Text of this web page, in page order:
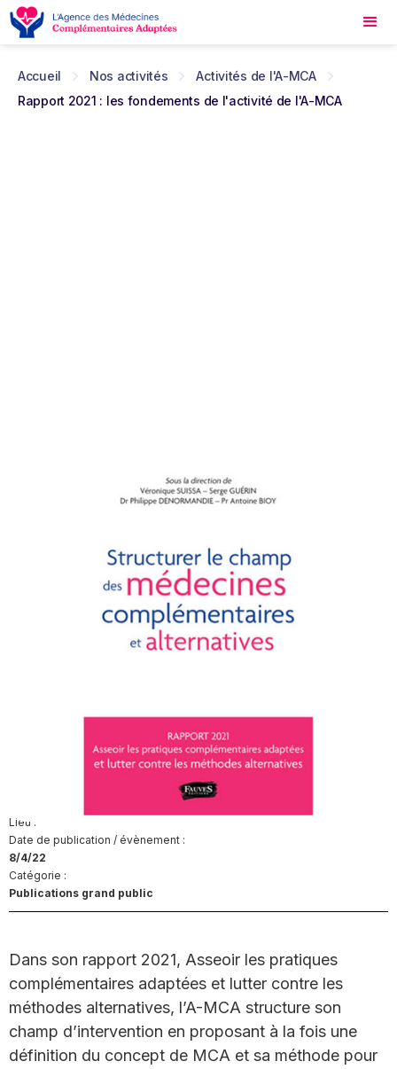
Accueil Nos activités
Activités de l'A-MCA
Rapport 2021 : les fondements de l'activité de l'A-MCA
RAPPORT 2021 : LES
FONDEMENTS DE L'ACTIVITÉ
Le 8 avril 2021, l’A-MCA a remis la synthèse
de son rapport Asseoir les pratiques
complémentaires adaptées et lutter contre les
méthodes alternatives, au secrétaire d’Etat en
les fondements de l’Agence, dresse un état
des lieux sur la nécessaire structuration des
médecines complémentaires et alternatives et
propose des premiers éléments de réponses.
Lieu :
Date de publication / évènement :
8/4/22
Catégorie :
Publications grand public
Dans son rapport 2021, Asseoir les pratiques
complémentaires adaptées et lutter contre les
méthodes alternatives, l’A-MCA structure son
champ d’intervention en proposant à la fois une
définition du concept de MCA et sa méthode pour